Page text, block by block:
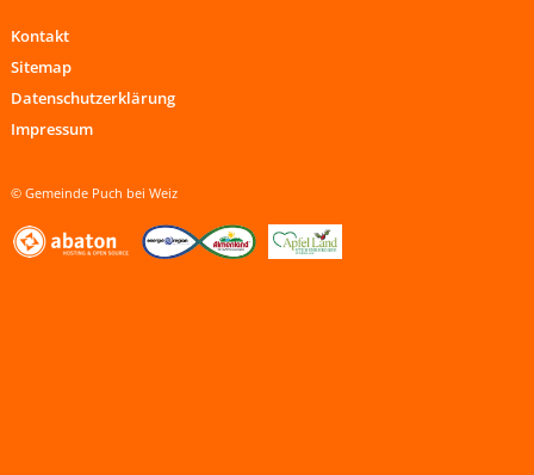
Kontakt
Sitemap
Datenschutzerklärung
Impressum
© Gemeinde Puch bei Weiz